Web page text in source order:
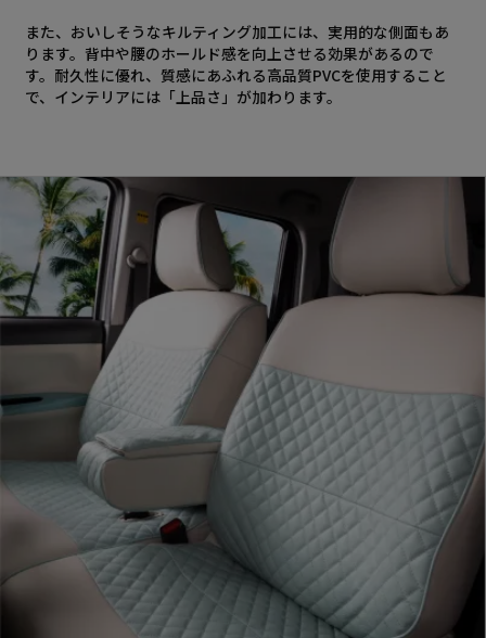
また、おいしそうなキルティング加工には、実用的な側面もあ
ります。背中や腰のホールド感を向上させる効果があるので
す。耐久性に優れ、質感にあふれる高品質PVCを使用すること
で、インテリアには「上品さ」が加わります。